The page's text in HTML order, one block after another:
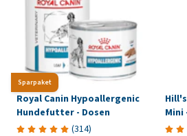
Sparpaket
Royal Canin Hypoallergenic
Hundefutter - Dosen
(314)
Mini